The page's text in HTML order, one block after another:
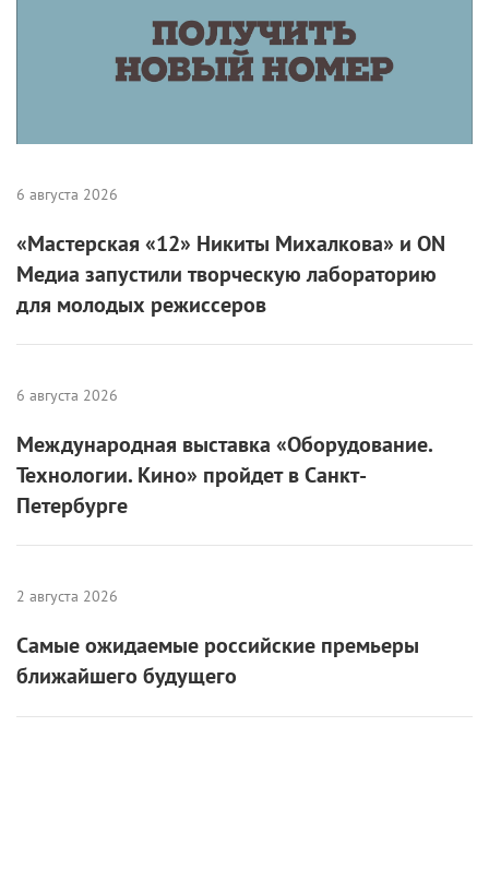
6 августа 2026
«Мастерская «12» Никиты Михалкова» и ON
Медиа запустили творческую лабораторию
для молодых режиссеров
6 августа 2026
Международная выставка «Оборудование.
Технологии. Кино» пройдет в Санкт-
Петербурге
2 августа 2026
Самые ожидаемые российские премьеры
ближайшего будущего